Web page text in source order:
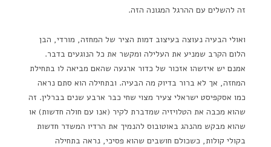
זה להשלים עם ההרגל המגונה הזה.
ואולי הבעיה נעוצה בעיצוב דמות הציר של המחזה, מורדי, הבן
הלום הקרב שמניע את העלילה ומקשר את כל הנוגעים בדבר.
אמנם יש איזשהו אזכור של כדור ארגעה שהאם מביאה לו בתחילת
המחזה, אך לא ברור בדיוק מה הבעיה. ובתחילה הוא סתם נראה
כמו אסקפיסט ישראלי צעיר מצוי שחי כבר ארבע שנים בברלין. זה
שהוא מכבה את הטלויזיה שמדברת לקיר (אנו עם חולה חדשות) או
שהוא מבקש מהנהג באוטובוס להנמיך את הרדיו המשדר חדשות
בקולי קולות, כשכולם חושבים שהוא פסיכי, נראה בתחילה